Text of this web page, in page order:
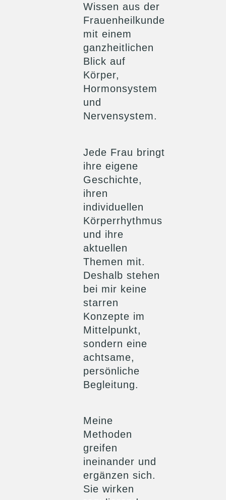
Wissen aus der
Frauenheilkunde
mit einem
ganzheitlichen
Blick auf
Körper,
Hormonsystem
und
Nervensystem.
Jede Frau bringt
ihre eigene
Geschichte,
ihren
individuellen
Körperrhythmus
und ihre
aktuellen
Themen mit.
Deshalb stehen
bei mir keine
starren
Konzepte im
Mittelpunkt,
sondern eine
achtsame,
persönliche
Begleitung.
Meine
Methoden
greifen
ineinander und
ergänzen sich.
Sie wirken